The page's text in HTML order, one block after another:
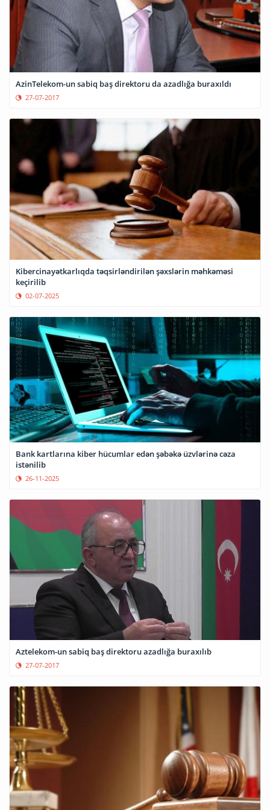
AzinTelekom-un sabiq baş direktoru da azadlığa buraxıldı
27-07-2017
Kibercinayətkarlıqda təqsirləndirilən şəxslərin məhkəməsi
keçirilib
02-07-2025
Bank kartlarına kiber hücumlar edən şəbəkə üzvlərinə cəza
istənilib
26-11-2025
Aztelekom-un sabiq baş direktoru azadlığa buraxılıb
27-07-2017